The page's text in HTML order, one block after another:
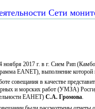
Сети
ноября 2017 г. в г. Сием Рип
EANET), выполнение которой
совещания в качестве
и морских работ (УМЗА)
ЕАНЕТ) С.А. Громова.